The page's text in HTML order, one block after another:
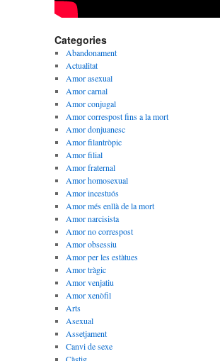
Categories
Abandonament
Actualitat
Amor asexual
Amor carnal
Amor conjugal
Amor correspost fins a la mort
Amor donjuanesc
Amor filantròpic
Amor filial
Amor fraternal
Amor homosexual
Amor incestuós
Amor més enllà de la mort
Amor narcisista
Amor no correspost
Amor obsessiu
Amor per les estàtues
Amor tràgic
Amor venjatiu
Amor xenòfil
Arts
Asexual
Assetjament
Canvi de sexe